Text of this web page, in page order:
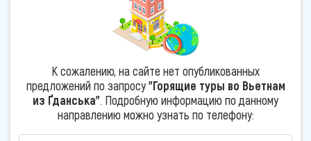
К сожалению, на сайте нет опубликованных
предложений по запросу"Горящие туры во Вьетнам
из Ґданська". Подробную информацию по данному
направлению можно узнать по телефону: